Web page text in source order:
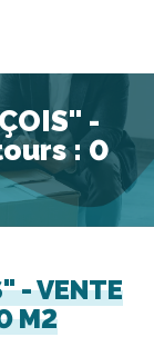
-
: 0
- VENTE
M2